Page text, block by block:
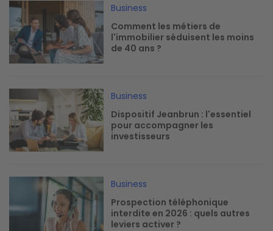
Image
Business
Comment les métiers de
l'immobilier séduisent les moins
de 40 ans ?
Image
Business
Dispositif Jeanbrun : l'essentiel
pour accompagner les
investisseurs
Image
Business
Prospection téléphonique
interdite en 2026 : quels autres
leviers activer ?